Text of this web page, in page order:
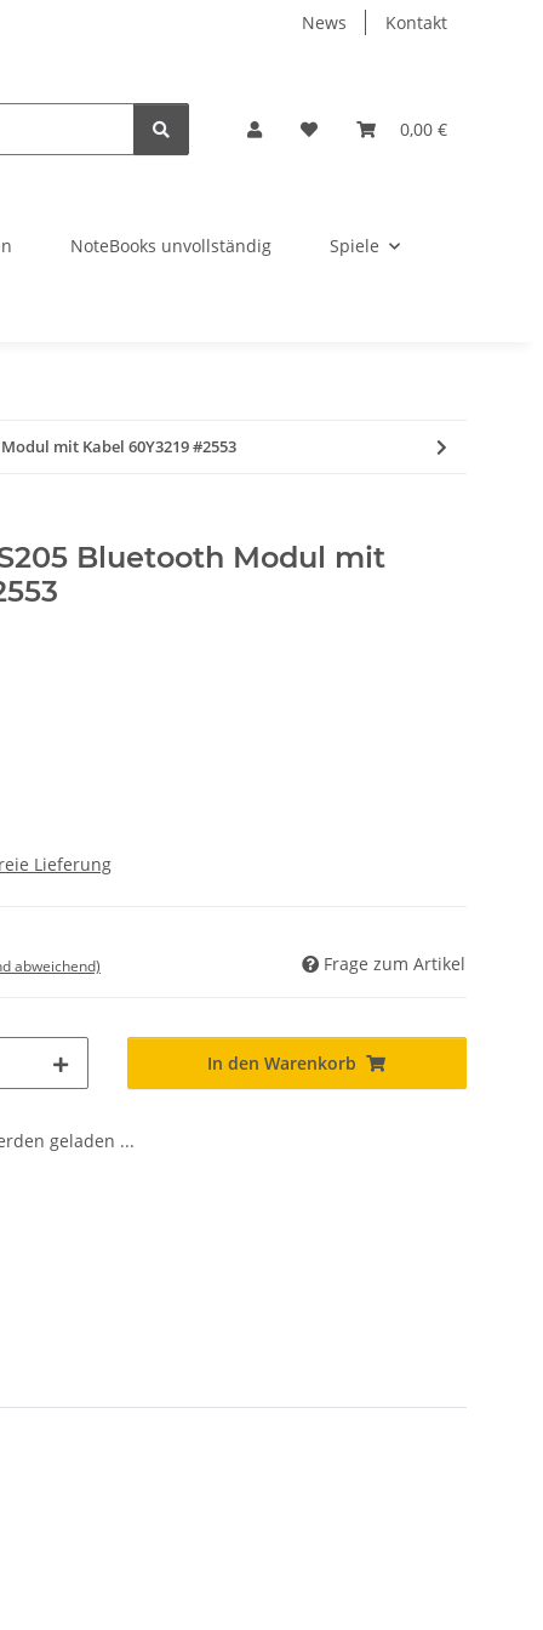
News Kontakt
0,00 €
NoteBooks unvollständig Spiele
mit Kabel 60Y3219 #2553
Bluetooth Modul mit
Lieferung
abweichend) Frage zum Artikel
In den Warenkorb
geladen ...